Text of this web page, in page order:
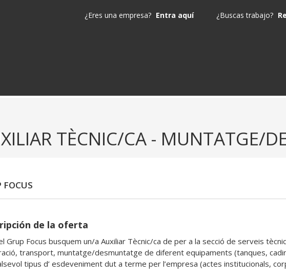
¿Eres una empresa? Entra aquí ¿Buscas trabajo?
TÈCNIC/CA - MUNTATGE/
FOCUS
de la oferta
Grup Focus busquem un/a Auxiliar Tècnic/ca de per a la secció de serveis
transport, muntatge/desmuntatge de diferent equipaments (tanques,
tipus d’ esdeveniment dut a terme per l’empresa (actes institucionals,